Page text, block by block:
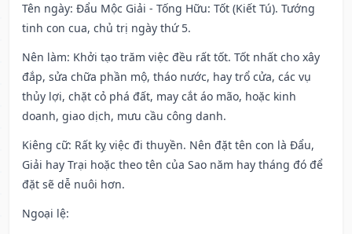
Tên ngày: Đẩu Mộc Giải - Tống Hữu: Tốt (Kiết Tú). Tướng
tinh con cua, chủ trị ngày thứ 5.
Nên làm: Khởi tạo trăm việc đều rất tốt. Tốt nhất cho xây
đắp, sửa chữa phần mộ, tháo nước, hay trổ cửa, các vụ
thủy lợi, chặt cỏ phá đất, may cắt áo mão, hoặc kinh
doanh, giao dịch, mưu cầu công danh.
Kiêng cữ: Rất kỵ việc đi thuyền. Nên đặt tên con là Đẩu,
Giải hay Trại hoặc theo tên của Sao năm hay tháng đó để
đặt sẽ dễ nuôi hơn.
Ngoại lệ: